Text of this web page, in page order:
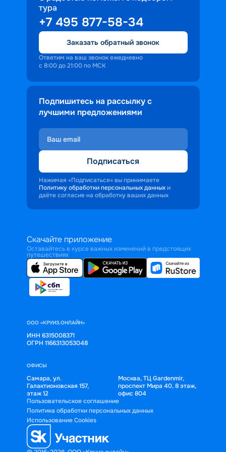
доброжелательность и заинтересованность
персонала корабля в каждом госте.
Ступая на борт теплохода, пассажиры
попадают в совершенно иную атмосферу,
где властвует тяга к приключениям и
открытиям.
тура
+7 495 877-58-34
Заказать обратный звонок
Ответим на ваш звонок ежедневно
с 8:00 до 21:00 по МСК
Подпишитесь на рассылку с
лучшими предложениями
Подписаться
Нажимая «Подписаться» вы принимаете
Политику обработки персональных данных и
даёте согласие на обработку ваших данных
Скачайте приложение
Оставайтесь в курсе важных изменений в предстоящих
путешествиях
ООО «КРУИЗ.ОНЛАЙН»
ИНН 6315008371
ОГРН 1166313053048
ОФИСЫ
Самара, ул.
Галактионовская 157,
этаж 12
Москва, ТЦ Gardenmir,
проспект Мира 40, 8 этаж,
офис 804
Пользовательское соглашение
Политика обработки персональных данных
Использование Cookies